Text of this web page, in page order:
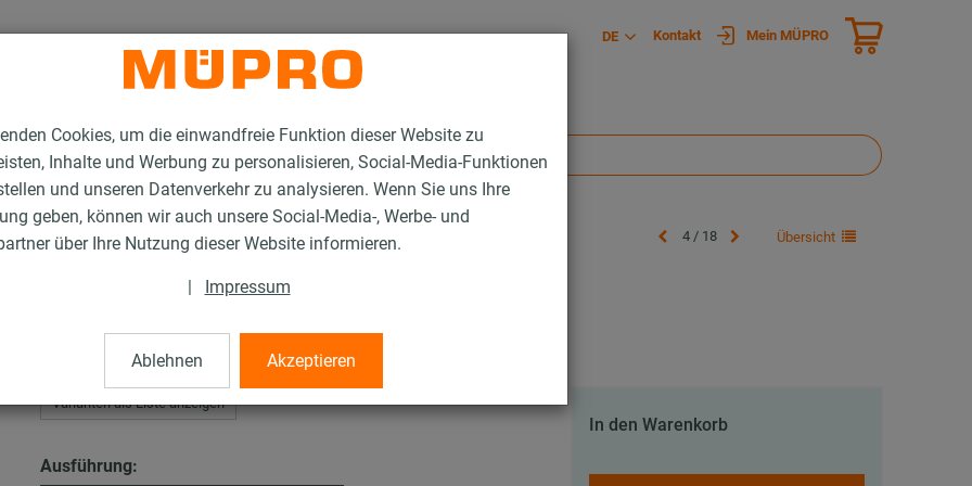
Cookies, um die einwandfreie Funktion dieser Website zu
Inhalte und Werbung zu personalisieren, Social-Media-Funktionen
und unseren Datenverkehr zu analysieren. Wenn Sie uns Ihre
geben, können wir auch unsere Social-Media-, Werbe- und
über Ihre Nutzung dieser Website informieren.
| Impressum
Ablehnen Akzeptieren
DE Kontakt Mein MÜPRO
4 / 18 Übersicht
Varianten als Liste anzeigen
Ausführung:
In den Warenkorb